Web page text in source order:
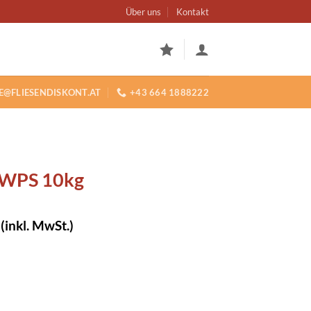
Über uns Kontakt
+43 664 1888222
10kg
MwSt.)